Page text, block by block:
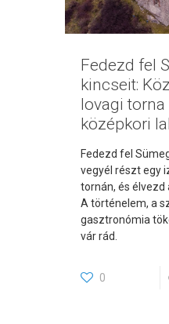
Fedezd fel
kincseit:
lovagi torna
középkori
Fedezd fel
vegyél részt egy
tornán, és élvezd
A történelem, a
gasztronómia
vár rád.
0